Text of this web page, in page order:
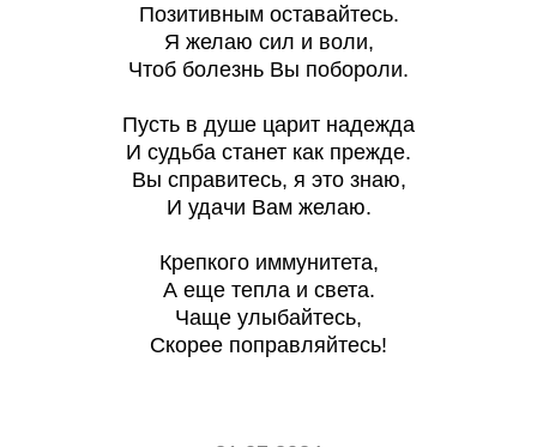
Позитивным оставайтесь.
Я желаю сил и воли,
Чтоб болезнь Вы побороли.
Пусть в душе царит надежда
И судьба станет как прежде.
Вы справитесь, я это знаю,
И удачи Вам желаю.
Крепкого иммунитета,
А еще тепла и света.
Чаще улыбайтесь,
Скорее поправляйтесь!